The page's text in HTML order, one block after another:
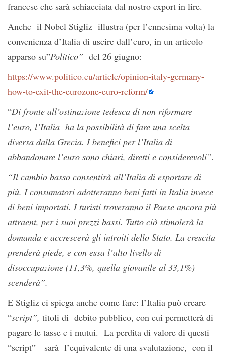
francese che sarà schiacciata dal nostro export in lire.
Anche il Nobel Stigliz illustra (per l’ennesima volta) la
convenienza d’Italia di uscire dall’euro, in un articolo
apparso su”Politico” del 26 giugno:
https://www.politico.eu/article/opinion-italy-germany-
how-to-exit-the-eurozone-euro-reform/
“Di fronte all’ostinazione tedesca di non riformare
l’euro, l’Italia ha la possibilità di fare una scelta
diversa dalla Grecia. I benefici per l’Italia di
abbandonare l’euro sono chiari, diretti e considerevoli”.
“Il cambio basso consentirà all’Italia di esportare di
più. I consumatori adotteranno beni fatti in Italia invece
di beni importati. I turisti troveranno il Paese ancora più
attraent, per i suoi prezzi bassi. Tutto ciò stimolerà la
domanda e accrescerà gli introiti dello Stato. La crescita
prenderà piede, e con essa l’alto livello di
disoccupazione (11,3%, quella giovanile al 33,1%)
scenderà”.
E Stigliz ci spiega anche come fare: l’Italia può creare
“script”, titoli di debito pubblico, con cui permetterà di
pagare le tasse e i mutui. La perdita di valore di questi
“script” sarà l’equivalente di una svalutazione, con il